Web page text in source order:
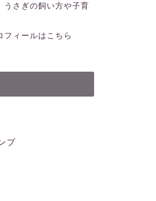
うさぎの飼い方や子育
フィールはこちら
プ